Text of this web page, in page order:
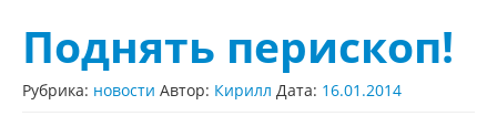
Диктанты
Поднять перископ!
Рубрика: новости Автор: Кирилл Дата: 16.01.2014